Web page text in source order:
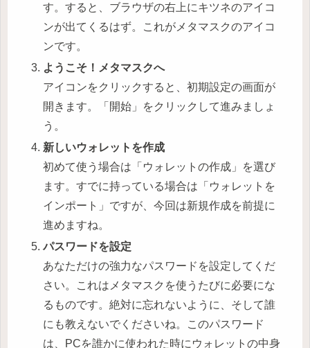
す。すると、ブラウザの右上にキツネのアイコ
ンが出てくるはず。これがメタマスクのアイコ
ンです。
ようこそ！メタマスクへ
アイコンをクリックすると、初期設定の画面が
開きます。「開始」をクリックして進みましょ
う。
新しいウォレットを作成
初めて使う場合は「ウォレットの作成」を選び
ます。すでに持っている場合は「ウォレットを
インポート」ですが、今回は新規作成を前提に
進めますね。
パスワードを設定
あなただけの強力なパスワードを設定してくだ
さい。これはメタマスクを使うたびに必要にな
るものです。絶対に忘れないように、そして誰
にも教えないでくださいね。このパスワード
は、PCを誰かに使われた時にウォレットの中身